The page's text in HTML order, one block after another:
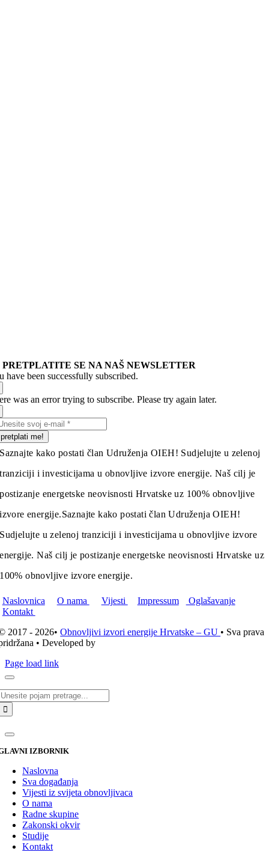
PRETPLATITE SE NA NAŠ NEWSLETTER
have been successfully subscribed.
was an error trying to subscribe. Please try again later.
pretplati me!
Saznajte kako postati član Udruženja OIEH! Sudjelujte u zelenoj
tranziciji i investicijama u obnovljive izvore energije. Naš cilj je
postizanje energetske neovisnosti Hrvatske uz 100% obnovljive
izvore energije.Saznajte kako postati član Udruženja OIEH!
Sudjelujte u zelenoj tranziciji i investicijama u obnovljive izvore
energije. Naš cilj je postizanje energetske neovisnosti Hrvatske uz
100% obnovljive izvore energije.
Naslovnica O nama Vijesti Impressum
Oglašavanje
Kontakt
2017 - 2026•Obnovljivi izvori energije Hrvatske – GU • Sva prava
• Developed by
Page load link
IZBORNIK
Naslovna
Sva događanja
Vijesti iz svijeta obnovljivaca
O nama
Radne skupine
Zakonski okvir
Studije
Kontakt